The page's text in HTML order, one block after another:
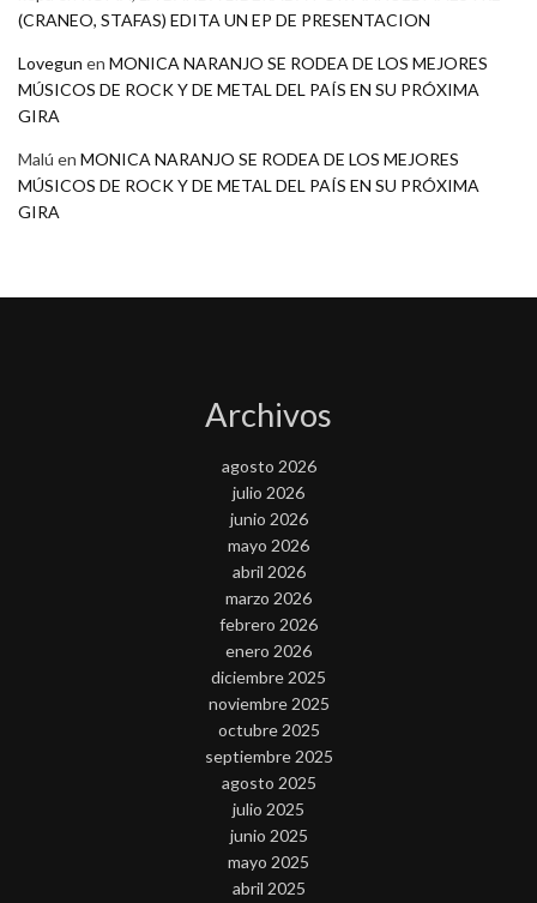
(CRANEO, STAFAS) EDITA UN EP DE PRESENTACION
Lovegun en MONICA NARANJO SE RODEA DE LOS MEJORES
MÚSICOS DE ROCK Y DE METAL DEL PAÍS EN SU PRÓXIMA
GIRA
Malú en MONICA NARANJO SE RODEA DE LOS MEJORES
MÚSICOS DE ROCK Y DE METAL DEL PAÍS EN SU PRÓXIMA
GIRA
Archivos
agosto 2026
julio 2026
junio 2026
mayo 2026
abril 2026
marzo 2026
febrero 2026
enero 2026
diciembre 2025
noviembre 2025
octubre 2025
septiembre 2025
agosto 2025
julio 2025
junio 2025
mayo 2025
abril 2025